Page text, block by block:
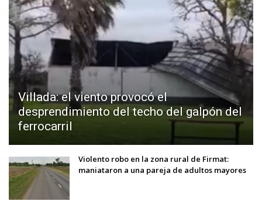
Villada: el viento provocó el
desprendimiento del techo del galpón del
ferrocarril
Violento robo en la zona rural de Firmat:
maniataron a una pareja de adultos mayores